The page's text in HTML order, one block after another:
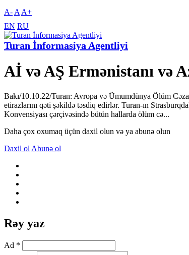
A- A A+
EN RU
Turan İnformasiya Agentliyi
Aİ və AŞ Ermənistanı və
Bakı/10.10.22/Turan: Avropa və Ümumdünya Ölüm
etirazlarını qəti şəkildə təsdiq edirlər. Turan-ın
Konvensiyası çərçivəsində bütün hallarda ölüm cə...
Daha çox oxumaq üçün daxil olun və ya abunə olun
Daxil ol Abunə ol
Rəy yaz
Ad *